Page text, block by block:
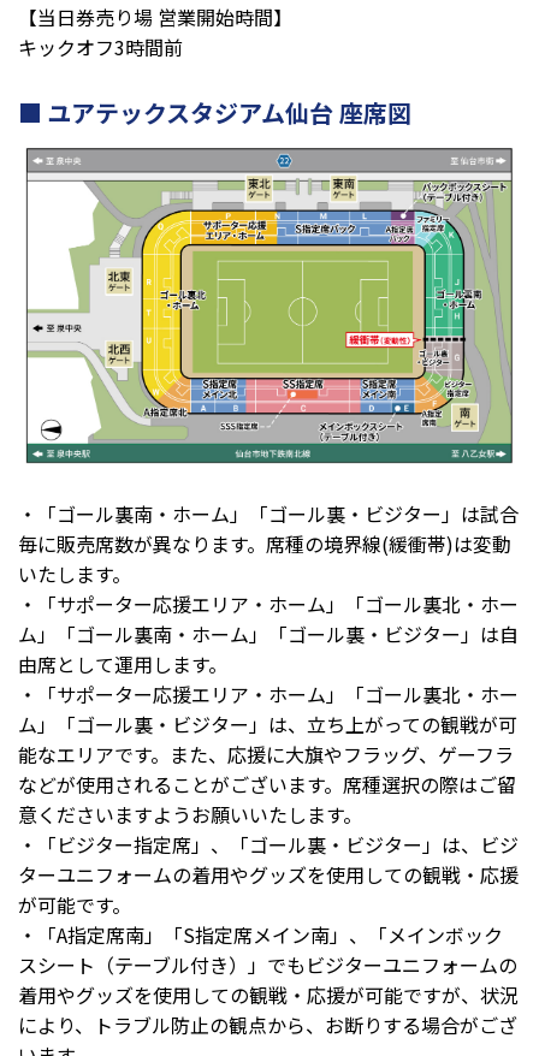
【当日券売り場 営業開始時間】
キックオフ3時間前
ユアテックスタジアム仙台 座席図
・「ゴール裏南・ホーム」「ゴール裏・ビジター」は試合
毎に販売席数が異なります。席種の境界線(緩衝帯)は変動
いたします。
・「サポーター応援エリア・ホーム」「ゴール裏北・ホー
ム」「ゴール裏南・ホーム」「ゴール裏・ビジター」は自
由席として運用します。
・「サポーター応援エリア・ホーム」「ゴール裏北・ホー
ム」「ゴール裏・ビジター」は、立ち上がっての観戦が可
能なエリアです。また、応援に大旗やフラッグ、ゲーフラ
などが使用されることがございます。席種選択の際はご留
意くださいますようお願いいたします。
・「ビジター指定席」、「ゴール裏・ビジター」は、ビジ
ターユニフォームの着用やグッズを使用しての観戦・応援
が可能です。
・「A指定席南」「S指定席メイン南」、「メインボック
スシート（テーブル付き）」でもビジターユニフォームの
着用やグッズを使用しての観戦・応援が可能ですが、状況
により、トラブル防止の観点から、お断りする場合がござ